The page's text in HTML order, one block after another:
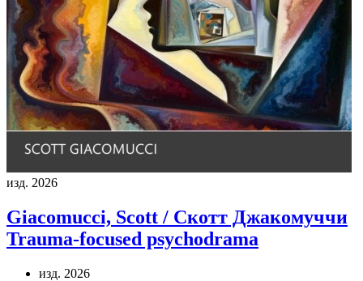
изд. 2026
Giacomucci, Scott / Скотт Джакомуччи
Trauma-focused psychodrama
изд. 2026